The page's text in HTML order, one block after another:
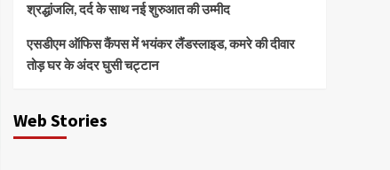
श्रद्धांजलि, दर्द के साथ नई शुरुआत की उम्मीद
एसडीएम ऑफिस कैंपस में भयंकर लैंडस्लाइड, कमरे की दीवार
तोड़ घर के अंदर घुसी चट्टान
Web Stories